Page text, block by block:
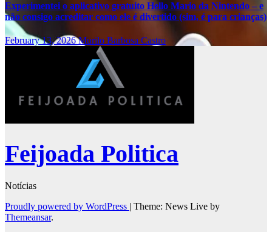
Experimentei o aplicativo gratuito Hello Mario da Nintendo – e
não consigo acreditar como ele é divertido (sim, é para crianças)
February 13, 2026Murilo Barbosa Castro
Feijoada Politica
Notícias
Proudly powered by WordPress | Theme: News Live by
Themeansar.